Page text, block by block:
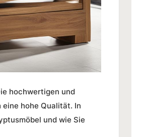
hochwertigen und
hohe Qualität. In
und wie Sie